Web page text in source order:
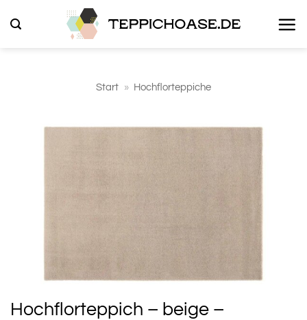
Inhalt
Start » Hochflorteppiche
Hochflorteppich – beige –